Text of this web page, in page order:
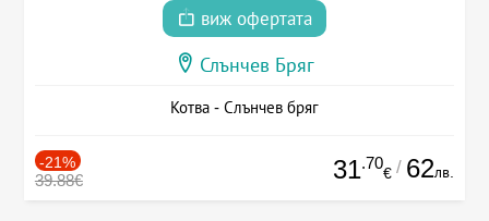
виж офертата
Слънчев Бряг
Котва - Слънчев бряг
-21%
39.88€ 31.70
€ / 62лв.